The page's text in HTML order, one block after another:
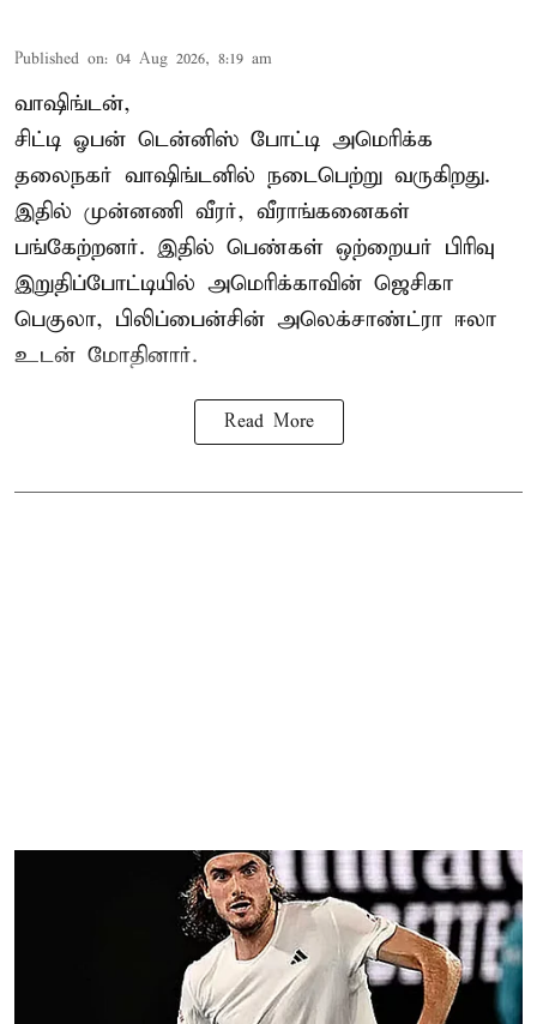
Published on: 04 Aug 2026, 8:19 am
வாஷிங்டன்,
சிட்டி ஓபன் டென்னிஸ் போட்டி அமெரிக்க
தலைநகர் வாஷிங்டனில் நடைபெற்று வருகிறது.
இதில் முன்னணி வீரர், வீராங்கனைகள்
பங்கேற்றனர். இதில் பெண்கள் ஒற்றையர் பிரிவு
இறுதிப்போட்டியில் அமெரிக்காவின் ஜெசிகா
பெகுலா, பிலிப்பைன்சின் அலெக்சாண்ட்ரா ஈலா
உடன் மோதினார்.
Read More